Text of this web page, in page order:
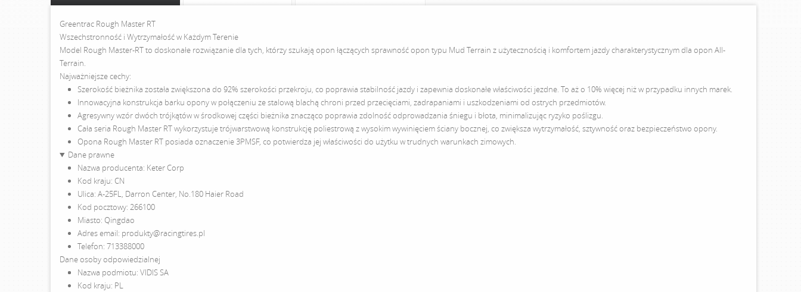
Greentrac Rough Master RT
Wszechstronność i Wytrzymałość w Każdym Terenie
Model Rough Master-RT to doskonałe rozwiązanie dla tych, którzy szukają opon łączących sprawność opon typu Mud Terrain z użytecznością i komfortem jazdy charakterystycznym dla opon All-
Terrain.
Najważniejsze cechy:
Szerokość bieżnika została zwiększona do 92% szerokości przekroju, co poprawia stabilność jazdy i zapewnia doskonałe właściwości jezdne. To aż o 10% więcej niż w przypadku innych marek.
Innowacyjna konstrukcja barku opony w połączeniu ze stalową blachą chroni przed przecięciami, zadrapaniami i uszkodzeniami od ostrych przedmiotów.
Agresywny wzór dwóch trójkątów w środkowej części bieżnika znacząco poprawia zdolność odprowadzania śniegu i błota, minimalizując ryzyko poślizgu.
Cała seria Rough Master RT wykorzystuje trójwarstwową konstrukcję poliestrową z wysokim wywinięciem ściany bocznej, co zwiększa wytrzymałość, sztywność oraz bezpieczeństwo opony.
Opona Rough Master RT posiada oznaczenie 3PMSF, co potwierdza jej właściwości do użytku w trudnych warunkach zimowych.
Dane prawne
Nazwa producenta: Keter Corp
Kod kraju: CN
Ulica: A-25FL, Darron Center, No.180 Haier Road
Kod pocztowy: 266100
Miasto: Qingdao
Adres email: produkty@racingtires.pl
Telefon: 713388000
Dane osoby odpowiedzialnej
Nazwa podmiotu: VIDIS SA
Kod kraju: PL